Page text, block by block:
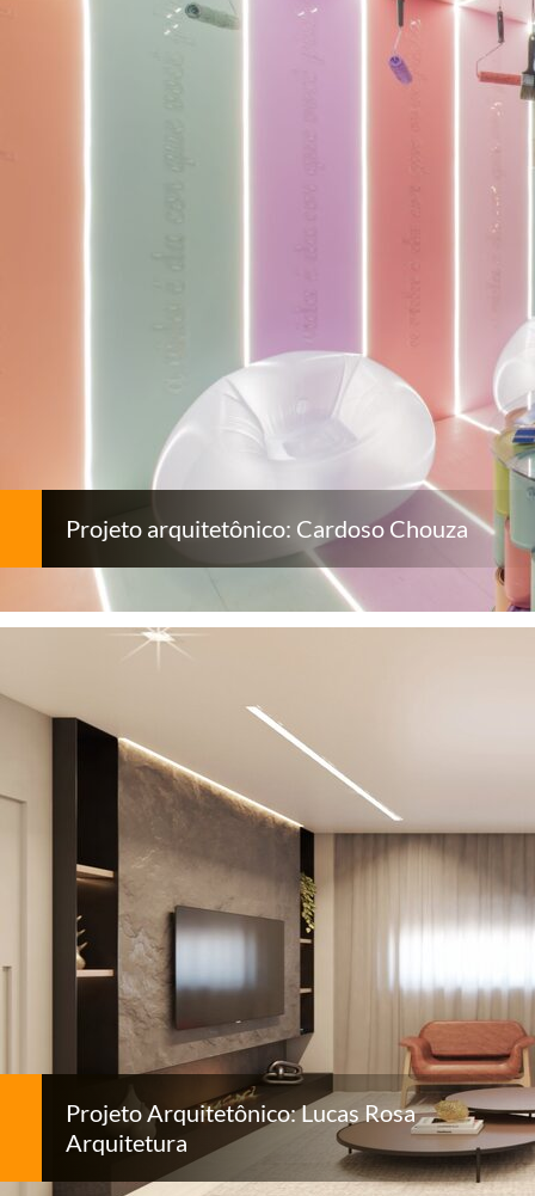
Projeto arquitetônico: Cardoso Chouza
Projeto Arquitetônico: Lucas Rosa
Arquitetura